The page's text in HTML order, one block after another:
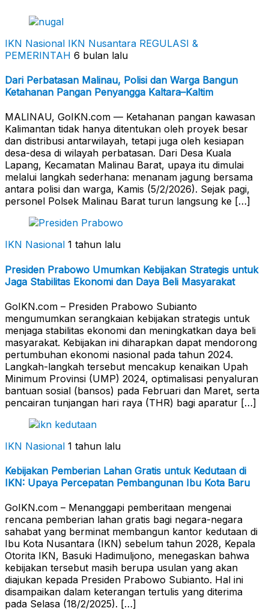
IKN Nasional IKN Nusantara REGULASI &
PEMERINTAH 6 bulan lalu
Dari Perbatasan Malinau, Polisi dan Warga Bangun
Ketahanan Pangan Penyangga Kaltara–Kaltim
MALINAU, GoIKN.com — Ketahanan pangan kawasan
Kalimantan tidak hanya ditentukan oleh proyek besar
dan distribusi antarwilayah, tetapi juga oleh kesiapan
desa-desa di wilayah perbatasan. Dari Desa Kuala
Lapang, Kecamatan Malinau Barat, upaya itu dimulai
melalui langkah sederhana: menanam jagung bersama
antara polisi dan warga, Kamis (5/2/2026). Sejak pagi,
personel Polsek Malinau Barat turun langsung ke […]
IKN Nasional 1 tahun lalu
Presiden Prabowo Umumkan Kebijakan Strategis untuk
Jaga Stabilitas Ekonomi dan Daya Beli Masyarakat
GoIKN.com – Presiden Prabowo Subianto
mengumumkan serangkaian kebijakan strategis untuk
menjaga stabilitas ekonomi dan meningkatkan daya beli
masyarakat. Kebijakan ini diharapkan dapat mendorong
pertumbuhan ekonomi nasional pada tahun 2024.
Langkah-langkah tersebut mencakup kenaikan Upah
Minimum Provinsi (UMP) 2024, optimalisasi penyaluran
bantuan sosial (bansos) pada Februari dan Maret, serta
pencairan tunjangan hari raya (THR) bagi aparatur […]
IKN Nasional 1 tahun lalu
Kebijakan Pemberian Lahan Gratis untuk Kedutaan di
IKN: Upaya Percepatan Pembangunan Ibu Kota Baru
GoIKN.com – Menanggapi pemberitaan mengenai
rencana pemberian lahan gratis bagi negara-negara
sahabat yang berminat membangun kantor kedutaan di
Ibu Kota Nusantara (IKN) sebelum tahun 2028, Kepala
Otorita IKN, Basuki Hadimuljono, menegaskan bahwa
kebijakan tersebut masih berupa usulan yang akan
diajukan kepada Presiden Prabowo Subianto. Hal ini
disampaikan dalam keterangan tertulis yang diterima
pada Selasa (18/2/2025). […]